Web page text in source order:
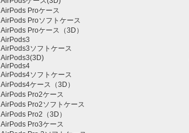
AirPods Proケース
AirPods Proソフトケース
AirPods Proケース（3D）
AirPods3
AirPods3ソフトケース
AirPods3(3D)
AirPods4
AirPods4ソフトケース
AirPods4ケース（3D）
AirPods Pro2ケース
AirPods Pro2ソフトケース
AirPods Pro2（3D）
AirPods Pro3ケース